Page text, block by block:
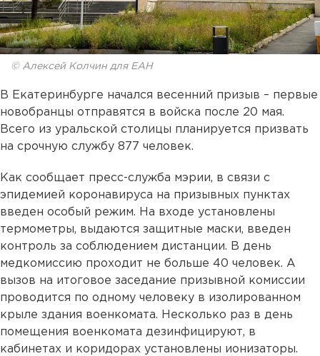
© Алексей Колчин для ЕАН
В Екатеринбурге начался весенний призыв – первые
новобранцы отправятся в войска после 20 мая.
Всего из уральской столицы планируется призвать
на срочную службу 877 человек.
Как сообщает пресс-служба мэрии, в связи с
эпидемией коронавируса на призывных пунктах
введен особый режим. На входе установлены
термометры, выдаются защитные маски, введен
контроль за соблюдением дистанции. В день
медкомиссию проходит не больше 40 человек. А
вызов на итоговое заседание призывной комиссии
проводится по одному человеку в изолированном
крыле здания военкомата. Несколько раз в день
помещения военкомата дезинфицируют, в
кабинетах и коридорах установлены ионизаторы.